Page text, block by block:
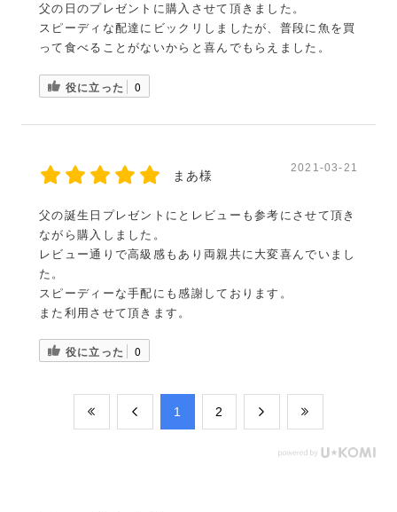
父の日のプレゼントに購入させて頂きました。
スピーディな配達にビックリしましたが、普段に魚を買
って食べることがないからと喜んでもらえました。
役に立った 0
まあ様
2021-03-21
父の誕生日プレゼントにとレビューも参考にさせて頂き
ながら購入しました。
レビュー通りで高級感もあり両親共に大変喜んでいまし
た。
スピーディーな手配にも感謝しております。
また利用させて頂きます。
役に立った 0
​1 ​2